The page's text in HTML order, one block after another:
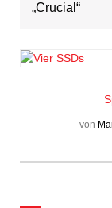
„Crucial“
von